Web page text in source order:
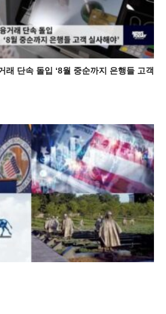
래 단속 돌입 ‘8월 중순까지 은행들 고객